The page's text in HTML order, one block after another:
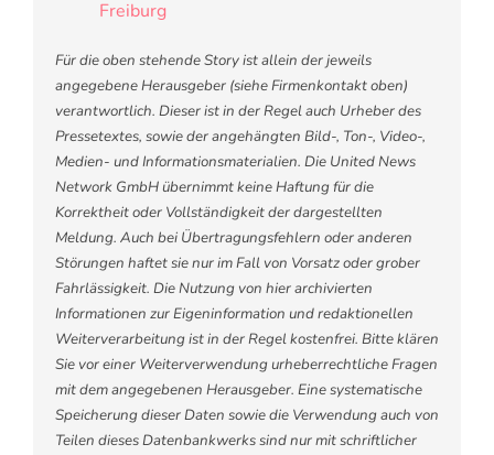
Freiburg
Für die oben stehende Story ist allein der jeweils
angegebene Herausgeber (siehe Firmenkontakt oben)
verantwortlich. Dieser ist in der Regel auch Urheber des
Pressetextes, sowie der angehängten Bild-, Ton-, Video-,
Medien- und Informationsmaterialien. Die United News
Network GmbH übernimmt keine Haftung für die
Korrektheit oder Vollständigkeit der dargestellten
Meldung. Auch bei Übertragungsfehlern oder anderen
Störungen haftet sie nur im Fall von Vorsatz oder grober
Fahrlässigkeit. Die Nutzung von hier archivierten
Informationen zur Eigeninformation und redaktionellen
Weiterverarbeitung ist in der Regel kostenfrei. Bitte klären
Sie vor einer Weiterverwendung urheberrechtliche Fragen
mit dem angegebenen Herausgeber. Eine systematische
Speicherung dieser Daten sowie die Verwendung auch von
Teilen dieses Datenbankwerks sind nur mit schriftlicher